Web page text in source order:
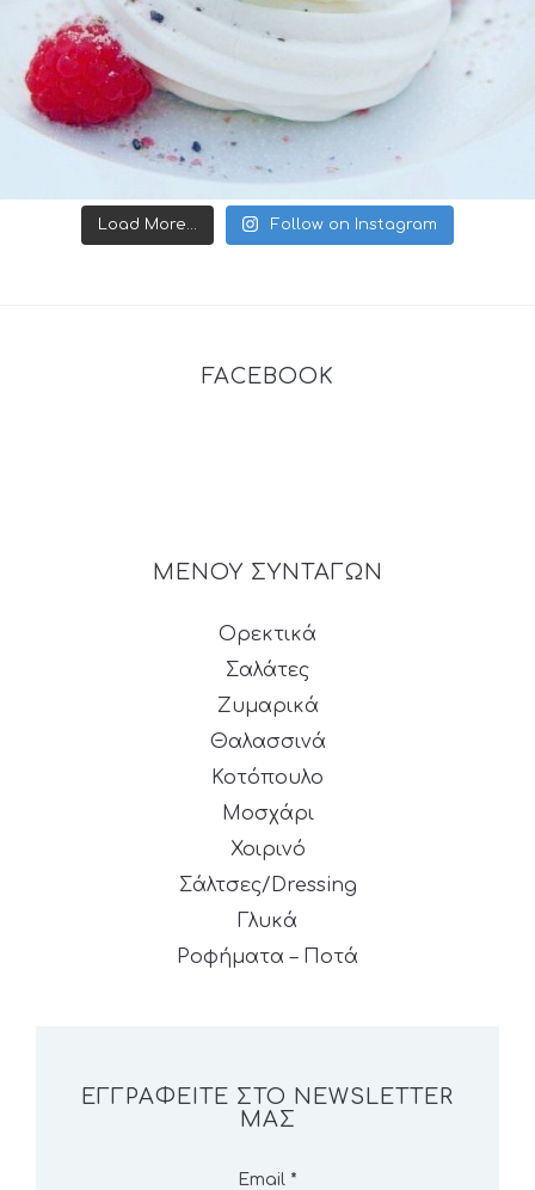
Load More... Follow on Instagram
FACEBOOK
ΜΕΝΟΥ ΣΥΝΤΑΓΩΝ
Ορεκτικά
Σαλάτες
Ζυμαρικά
Θαλασσινά
Κοτόπουλο
Μοσχάρι
Χοιρινό
Σάλτσες/Dressing
Γλυκά
Ροφήματα – Ποτά
ΕΓΓΡΑΦΕΊΤΕ ΣΤΟ NEWSLETTER
ΜΑΣ
Email *